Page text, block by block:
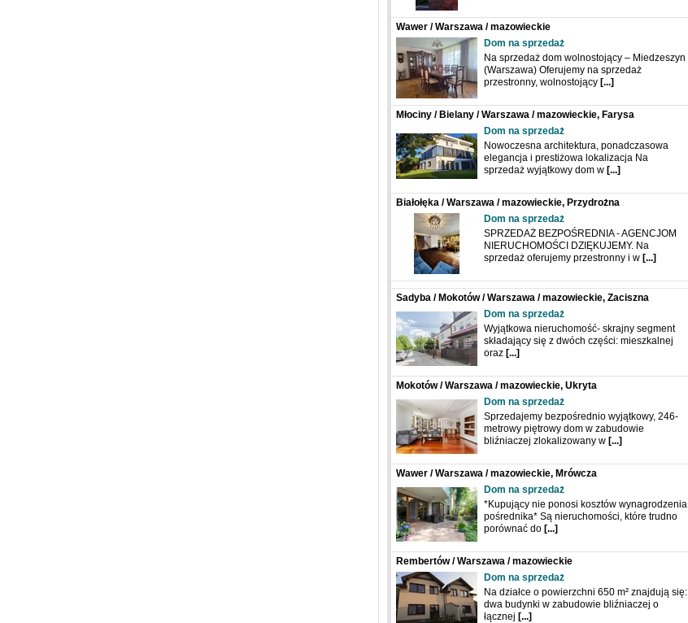
Wawer / Warszawa / mazowieckie
Dom na sprzedaż
Na sprzedaż dom wolnostojący – Miedzeszyn
(Warszawa) Oferujemy na sprzedaż
przestronny, wolnostojący [...]
Młociny / Bielany / Warszawa / mazowieckie, Farysa
Dom na sprzedaż
Nowoczesna architektura, ponadczasowa
elegancja i prestiżowa lokalizacja Na
sprzedaż wyjątkowy dom w [...]
Białołęka / Warszawa / mazowieckie, Przydrożna
Dom na sprzedaż
SPRZEDAŻ BEZPOŚREDNIA - AGENCJOM
NIERUCHOMOŚCI DZIĘKUJEMY. Na
sprzedaż oferujemy przestronny i w [...]
Sadyba / Mokotów / Warszawa / mazowieckie, Zaciszna
Dom na sprzedaż
Wyjątkowa nieruchomość- skrajny segment
składający się z dwóch części: mieszkalnej
oraz [...]
Mokotów / Warszawa / mazowieckie, Ukryta
Dom na sprzedaż
Sprzedajemy bezpośrednio wyjątkowy, 246-
metrowy piętrowy dom w zabudowie
bliźniaczej zlokalizowany w [...]
Wawer / Warszawa / mazowieckie, Mrówcza
Dom na sprzedaż
*Kupujący nie ponosi kosztów wynagrodzenia
pośrednika* Są nieruchomości, które trudno
porównać do [...]
Rembertów / Warszawa / mazowieckie
Dom na sprzedaż
Na działce o powierzchni 650 m² znajdują się:
dwa budynki w zabudowie bliźniaczej o
łącznej [...]